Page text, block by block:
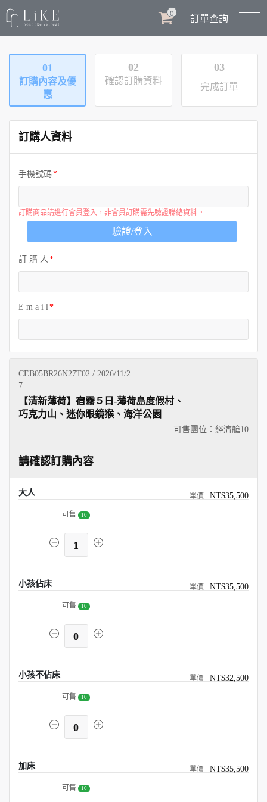
0 訂單查詢
01
訂購內容及優
惠
02
確認訂購資料
03
完成訂單
訂購人資料
手機號碼
訂購商品請進行會員登入，非會員訂購需先驗證聯絡資料。
驗證/登入
訂 購 人
E m a i l
CEB05BR26N27T02 / 2026/11/2
7
可售團位：經濟艙10
【清新薄荷】宿霧５日-薄荷島度假村、
巧克力山、迷你眼鏡猴、海洋公園
請確認訂購內容
大人 NT$35,500
可售 10
1
小孩佔床 NT$35,500
可售 10
0
小孩不佔床 NT$32,500
可售 10
0
加床 NT$35,500
可售 10